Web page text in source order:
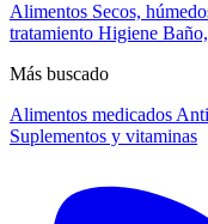
Alimentos Secos,
tratamiento Higiene
Más buscado
Alimentos medicados
Suplementos y vitaminas